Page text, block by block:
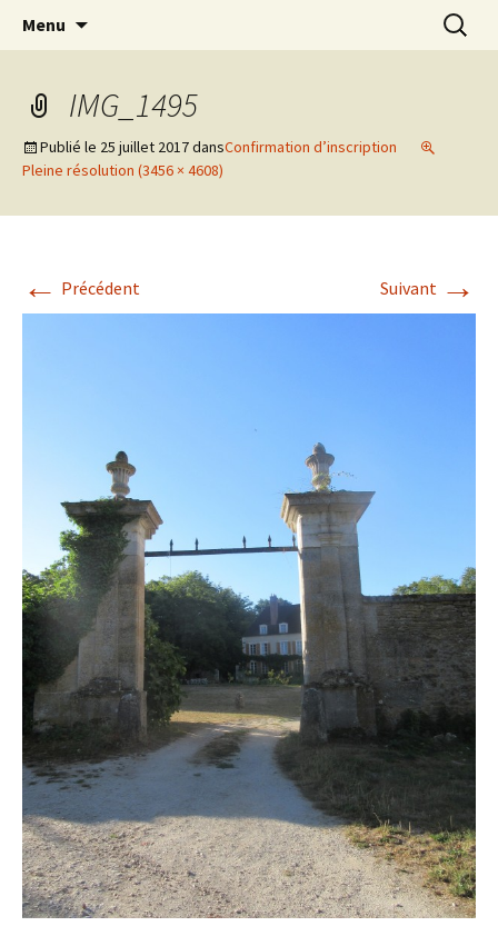
clowndesource
clown Ateliers stages Paris gestalt
Menu
IMG_1495
Publié le 25 juillet 2017dansConfirmation d’inscription
Pleine résolution (3456 × 4608)
← Précédent Suivant →